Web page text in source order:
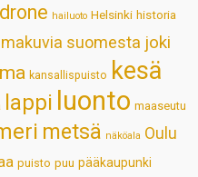
n
s
t
drone hailuoto Helsinki historia
suomesta joki
kansallispuisto kesä
lappi luonto maaseutu
metsä näköala Oulu
puisto puu pääkaupunki